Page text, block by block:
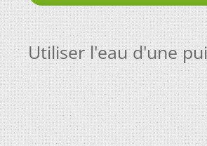
Utiliser l'eau d'une